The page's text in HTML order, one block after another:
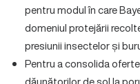
pentru modul în care
domeniul protejării
presiunii insectelor și
Pentru a consolida